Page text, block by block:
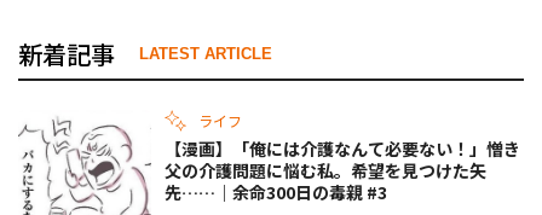
新着記事 LATEST ARTICLE
ライフ
【漫画】「俺には介護なんて必要ない！」憎き
父の介護問題に悩む私。希望を見つけた矢
先……｜余命300日の毒親 #3